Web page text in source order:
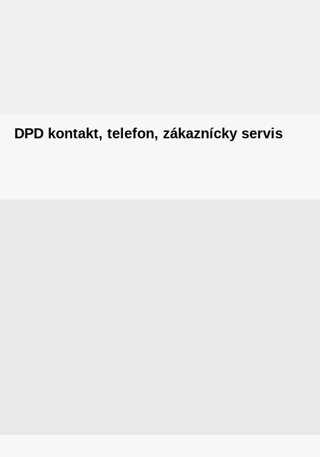
DPD kontakt, telefon, zákaznícky servis